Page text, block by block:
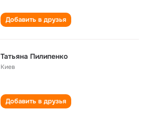
Добавить в друзья
Татьяна Пилипенко
Киев
Добавить в друзья